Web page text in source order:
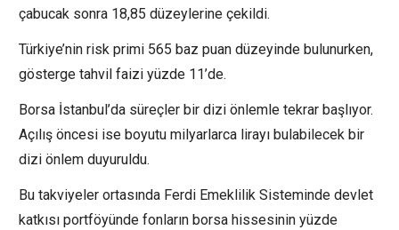
çabucak sonra 18,85 düzeylerine çekildi.
Türkiye’nin risk primi 565 baz puan düzeyinde bulunurken,
gösterge tahvil faizi yüzde 11’de.
Borsa İstanbul’da süreçler bir dizi önlemle tekrar başlıyor.
Açılış öncesi ise boyutu milyarlarca lirayı bulabilecek bir
dizi önlem duyuruldu.
Bu takviyeler ortasında Ferdi Emeklilik Sisteminde devlet
katkısı portföyünde fonların borsa hissesinin yüzde